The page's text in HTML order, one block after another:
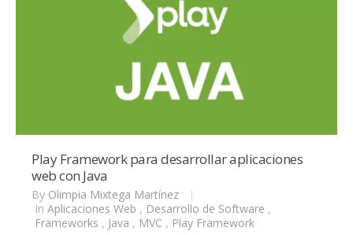
Play Framework para desarrollar aplicaciones
web con Java
By Olimpia Mixtega Martínez
|
In Aplicaciones Web , Desarrollo de Software ,
Frameworks , Java , MVC , Play Framework